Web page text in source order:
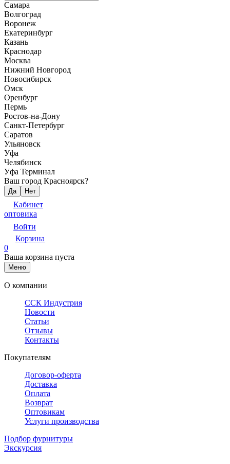
Самара
Волгоград
Воронеж
Екатеринбург
Казань
Краснодар
Москва
Нижний Новгород
Новосибирск
Омск
Оренбург
Пермь
Ростов-на-Дону
Санкт-Петербург
Саратов
Ульяновск
Уфа
Челябинск
Уфа Терминал
Ваш город Красноярск?
Да Нет
Кабинет
оптовика
Войти
Корзина
0
Ваша корзина пуста
Меню
О компании
ССК Индустрия
Новости
Статьи
Отзывы
Контакты
Покупателям
Договор-оферта
Доставка
Оплата
Возврат
Оптовикам
Услуги производства
Подбор фурнитуры
Экскурсия